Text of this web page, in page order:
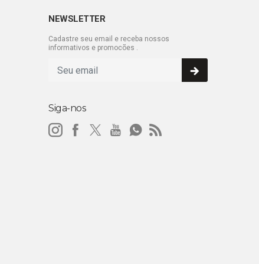
NEWSLETTER
Cadastre seu email e receba nossos
informativos e promocões .
Siga-nos